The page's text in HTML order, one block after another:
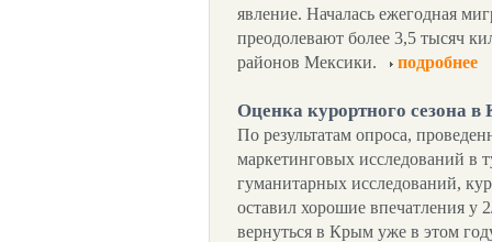
явление. Началась ежегодная
преодолевают более 3,5 тысяч
районов Мексики.
подробнее
Оценка курортного сезона
По результатам опроса,
маркетинговых исследований в
гуманитарных исследований,
оставил хорошие впечатления
вернуться в Крым уже в этом